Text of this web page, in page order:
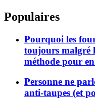
Populaires
Pourquoi les
toujours malgré
méthode pour
Personne ne
anti-taupes (et